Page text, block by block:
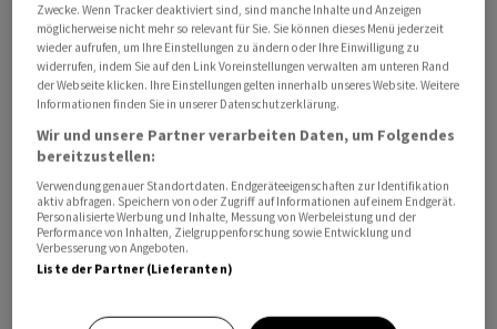
Inflation, sagte Paulson am Dienstag (Ortszeit).
Zugleich ‌bezeichnete sie es als «gesund», dass
Investoren ‌mittlerweile Szenarien in Betracht ​zögen, in
denen die Zinsen für längere Zeit unverändert blieben
oder sogar weiter steigen könnten. Die Teuerungsrate
sei nach wie vor zu hoch.
Zinssenkungen seien bei einem weiterhin
ausgewogenen Arbeitsmarkt ‌nur dann angebracht,
wenn es erneute Fortschritte bei der Eindämmung der
Konferenz im ​Bundesstaat Florida. Die leicht restriktive
Zwecke. Wenn Tracker deaktiviert sind, sind manche Inhalte und Anzeigen
möglicherweise nicht mehr so relevant für Sie. Sie können dieses Menü jederzeit
wieder aufrufen, um Ihre Einstellungen zu ändern oder Ihre Einwilligung zu
widerrufen, indem Sie auf den Link Voreinstellungen verwalten am unteren Rand
der Webseite klicken. Ihre Einstellungen gelten innerhalb unseres Website. Weitere
Informationen finden Sie in unserer Datenschutzerklärung.
Wir und unsere Partner verarbeiten Daten, um Folgendes
bereitzustellen:
Verwendung genauer Standortdaten. Endgeräteeigenschaften zur Identifikation
aktiv abfragen. Speichern von oder Zugriff auf Informationen auf einem Endgerät.
Personalisierte Werbung und Inhalte, Messung von Werbeleistung und der
Performance von Inhalten, Zielgruppenforschung sowie Entwicklung und
Verbesserung von Angeboten.
Liste der Partner (Lieferanten)